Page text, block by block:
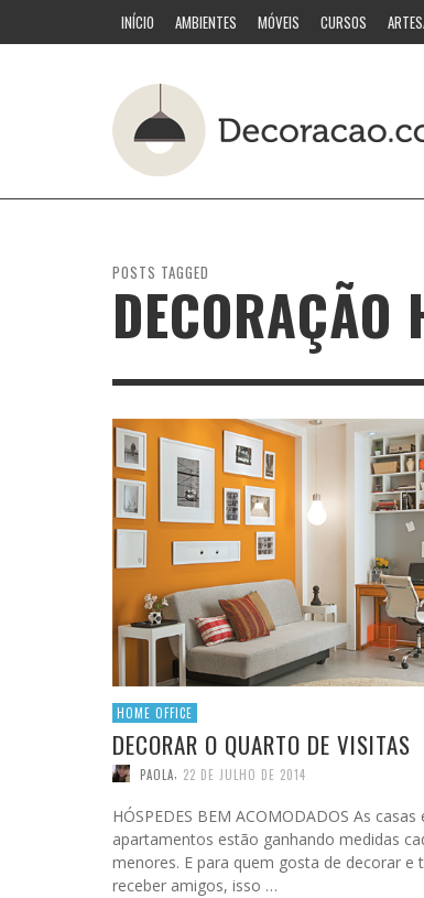
INÍCIO AMBIENTES MÓVEIS CURSOS
POSTS TAGGED
DECORAÇÃO
HOME OFFICE
DECORAR O QUARTO DE VISITAS
PAOLA 22 DE JULHO DE 2014
HÓSPEDES BEM ACOMODADOS As casas
apartamentos estão ganhando medidas
menores. E para quem gosta de decorar e
receber amigos, isso …